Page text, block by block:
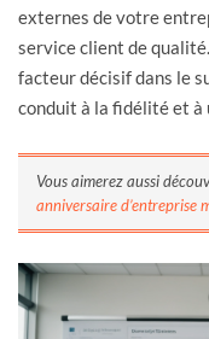
externes de votre
service client de
facteur décisif dans le
conduit à la fidélité et à
Vous aimerez aussi
anniversaire d’entreprise